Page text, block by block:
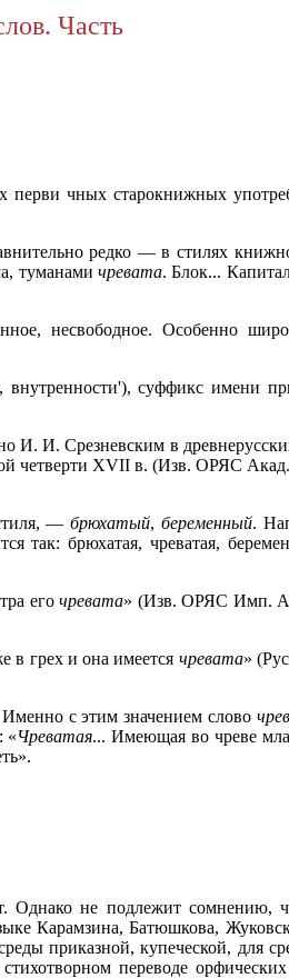
Часть
первичных старокнижных
редко — в стилях
туманами чревата. Блок...
несвободное. Особенно
суффикс имени
И. И. Срезневским в
четверти XVII в. (Изв. ОРЯС
—брюхатый, беременный.
так: брюхатая, чреватая,
егочревата» (Изв. ОРЯС Имп.
в грех и она имеется чревата»
с этим значением слово
«Чреватая... Имеющая во чреве
Однако не подлежит сомнению,
Карамзина, Батюшкова,
приказной, купеческой, для
переводе